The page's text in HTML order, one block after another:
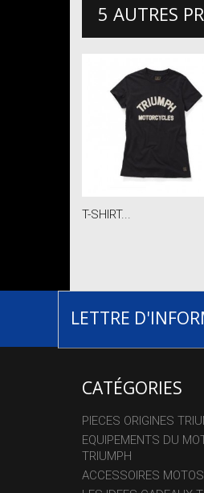
5 AUTRES
T-SHIRT...
LETTRE
CATÉGORIES
PIECES ORIGINES
EQUIPEMENTS DU
TRIUMPH
ACCESSOIRES